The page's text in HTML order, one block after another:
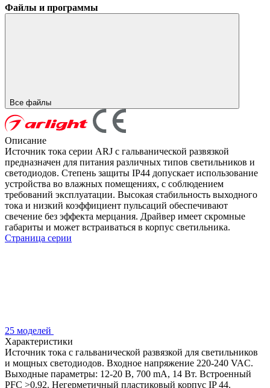
Файлы и программы
Все файлы
Описание
Источник тока серии ARJ с гальванической развязкой
предназначен для питания различных типов светильников и
светодиодов. Степень защиты IP44 допускает использование
устройства во влажных помещениях, с соблюдением
требований эксплуатации. Высокая стабильность выходного
тока и низкий коэффициент пульсаций обеспечивают
свечение без эффекта мерцания. Драйвер имеет скромные
габариты и может встраиваться в корпус светильника.
Страница серии
25 моделей
Характеристики
Источник тока с гальванической развязкой для светильников
и мощных светодиодов. Входное напряжение 220-240 VAC.
Выходные параметры: 12-20 В, 700 mА, 14 Вт. Встроенный
PFC >0.92. Негерметичный пластиковый корпус IP 44.